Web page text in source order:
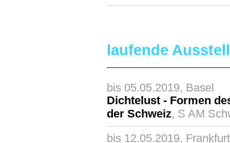
laufende
bis 05.05.2019, Basel
Dichtelust - Formen
der Schweiz, S AM
bis 12.05.2019,